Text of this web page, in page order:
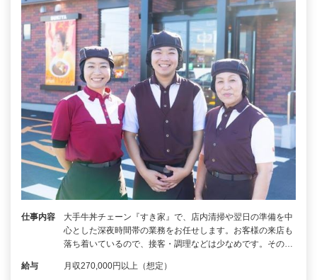
仕事内容
大手牛丼チェーン『すき家』で、店内清掃や翌日の準備を中
心とした深夜時間帯の業務をお任せします。お客様の来店も
落ち着いているので、接客・調理などは少なめです。その…
給与 月収270,000円以上（想定）